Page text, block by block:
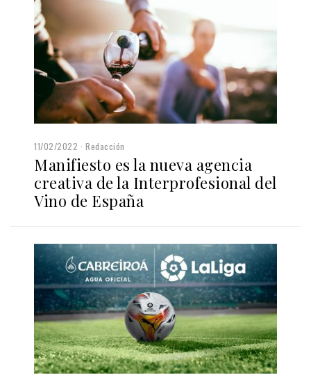
11/02/2022 Redacción
Manifiesto es la nueva agencia
creativa de la Interprofesional del
Vino de España